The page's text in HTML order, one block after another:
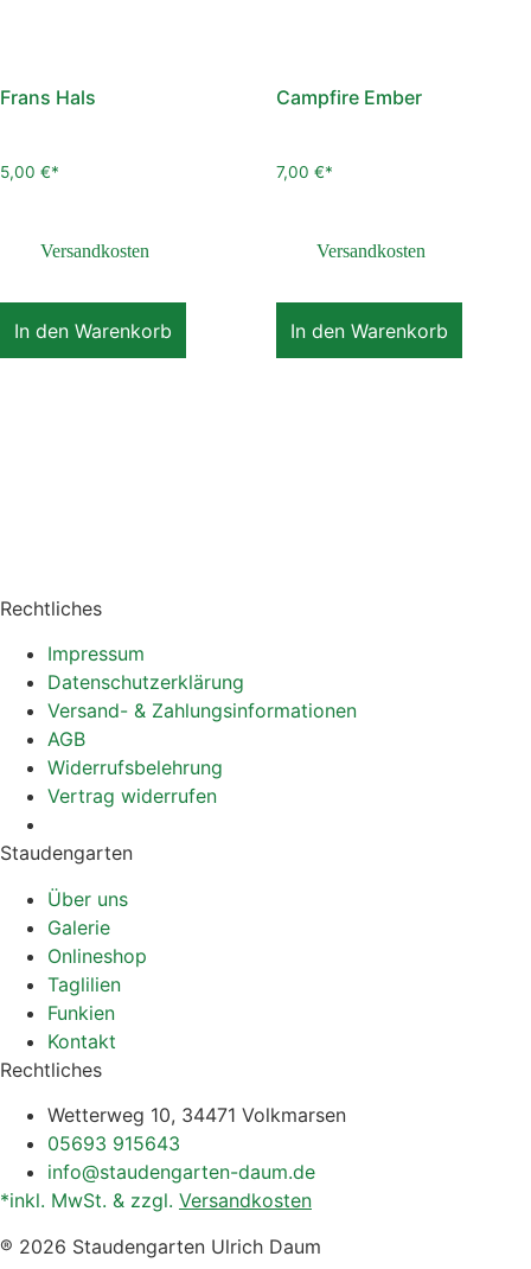
Frans Hals
5,00 €
Versandkosten
In den Warenkorb
Campfire Ember
7,00 €
Versandkosten
In den Warenkorb
Rechtliches
Impressum
Datenschutzerklärung
Versand- & Zahlungsinformationen
AGB
Widerrufsbelehrung
Vertrag widerrufen
Staudengarten
Über uns
Galerie
Onlineshop
Taglilien
Funkien
Kontakt
Rechtliches
Wetterweg 10, 34471 Volkmarsen
05693 915643
info@staudengarten-daum.de
*inkl. MwSt. & zzgl. Versandkosten
® 2026 Staudengarten Ulrich Daum